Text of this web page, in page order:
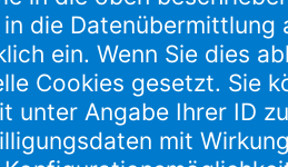
im Sinne des Art. 6 Abs. 1
löschen. Soweit einer